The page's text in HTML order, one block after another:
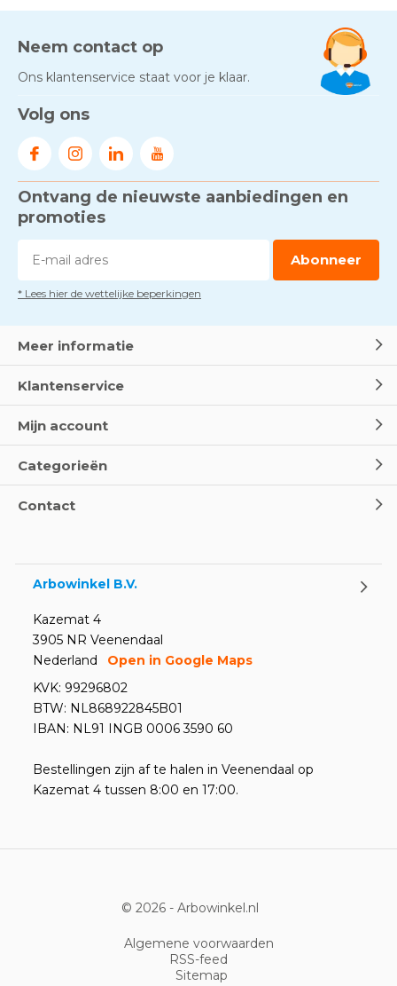
Neem contact op
Ons klantenservice staat voor je klaar.
Volg ons
Ontvang de nieuwste aanbiedingen en
promoties
Abonneer
* Lees hier de wettelijke beperkingen
Meer informatie
Klantenservice
Mijn account
Categorieën
Contact
Arbowinkel B.V.
Kazemat 4
3905 NR Veenendaal
Nederland
Open in Google Maps
KVK: 99296802
BTW: NL868922845B01
IBAN: NL91 INGB 0006 3590 60
Bestellingen zijn af te halen in Veenendaal op
Kazemat 4 tussen 8:00 en 17:00.
© 2026 - Arbowinkel.nl
Algemene voorwaarden
RSS-feed
Sitemap